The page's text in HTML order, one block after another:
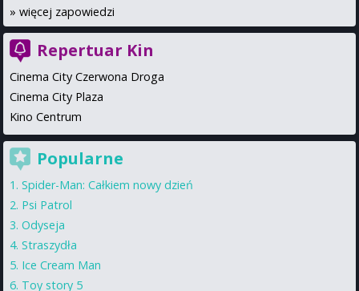
» więcej zapowiedzi
Repertuar Kin
Cinema City Czerwona Droga
Cinema City Plaza
Kino Centrum
Popularne
Spider-Man: Całkiem nowy dzień
Psi Patrol
Odyseja
Straszydła
Ice Cream Man
Toy story 5